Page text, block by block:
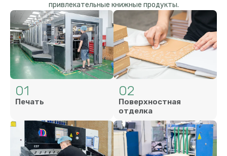
привлекательные книжные продукты.
01
Печать
02
Поверхностная
отделка